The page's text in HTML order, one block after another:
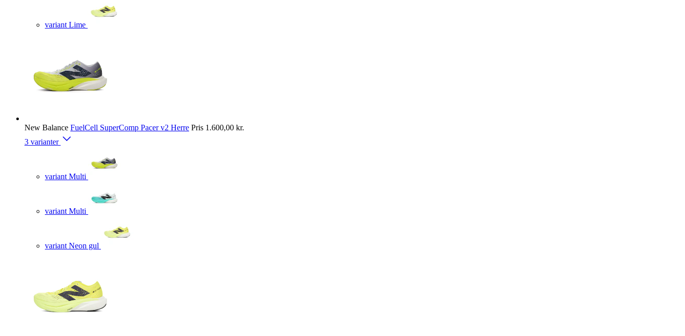
variant Lime
New Balance FuelCell SuperComp Pacer v2 Herre Pris 1.600,00 kr.
3 varianter
variant Multi
variant Multi
variant Neon gul